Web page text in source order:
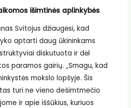
išimtinės aplinkybės
Svitojus džiaugėsi, kad
aptarti daug ūkininkams
diskutuota ir dėl
paramos gairių. „Smagu, kad
mokslo lopšyje. Šis
turi ne vieno dešimtmečio
ir apie iššūkius, kuriuos